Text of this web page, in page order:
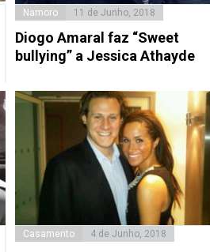
Namoro 11 de Junho, 2018
Diogo Amaral faz “Sweet
bullying” a Jessica Athayde
Casamento 4 de Junho, 2018